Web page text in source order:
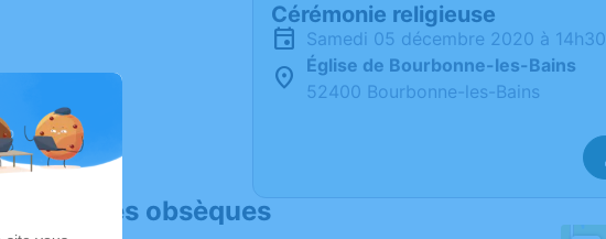
Cérémonie religieuse
samedi 05 décembre 2020 à 14h30
Église de Bourbonne-les-Bains
52400 Bourbonne-les-Bains
Déroulé des obsèques